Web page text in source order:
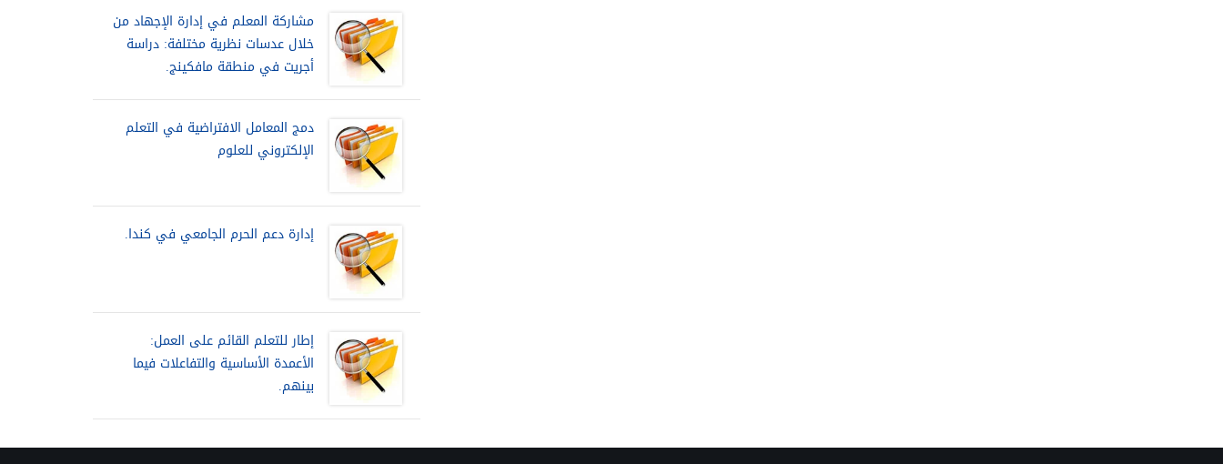
مشاركة المعلم في إدارة الإجهاد من
خلال عدسات نظرية مختلفة: دراسة
أجريت في منطقة مافكينج.
دمج المعامل الافتراضية في التعلم
الإلكتروني للعلوم
إدارة دعم الحرم الجامعي في كندا.
إطار للتعلم القائم على العمل:
الأعمدة الأساسية والتفاعلات فيما
بينهم.